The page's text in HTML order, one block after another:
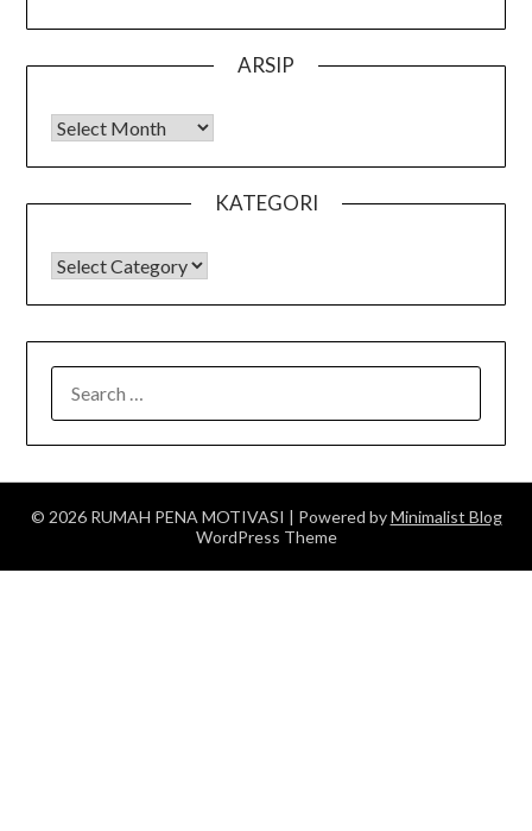
ARSIP
Arsip
KATEGORI
KATEGORI
FOR:
© 2026 RUMAH PENA MOTIVASI | Powered byMinimalist Blog
WordPress Theme